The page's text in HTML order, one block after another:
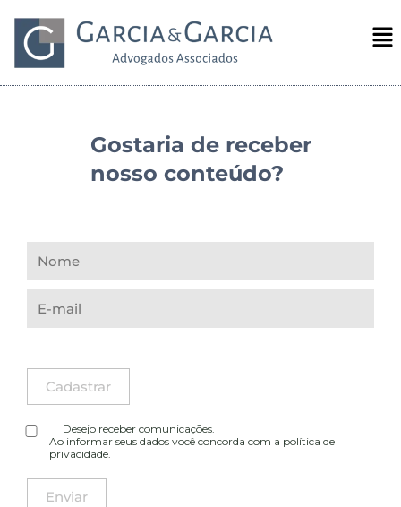
Gostaria de receber
nosso conteúdo?
Desejo receber comunicações.
Ao informar seus dados você concorda com a política de
privacidade.